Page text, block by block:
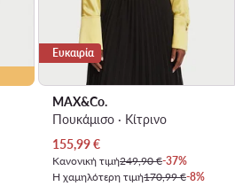
Ευκαιρία
MAX&Co.
Πουκάμισο · Κίτρινο
Τρέχουσα τιμή
155,99€
Κανονική τιμή249,90 €-37%
Η χαμηλότερη τιμή170,99 €-8%